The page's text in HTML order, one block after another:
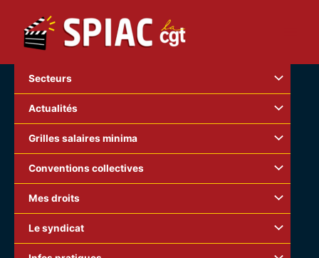
contenu
Secteurs
Actualités
Grilles salaires minima
Conventions collectives
Mes droits
Le syndicat